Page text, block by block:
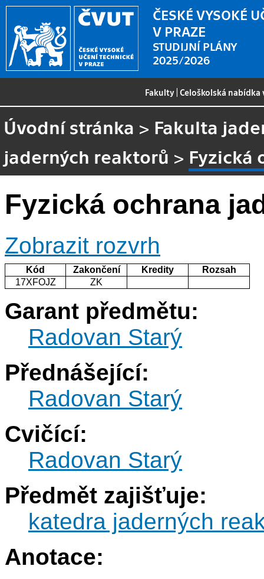
ČESKÉ VYSOKÉ
V PRAZE
STUDIJNÍ PLÁNY
2025/2026
Fakulty |Celoškolská
Úvodní stránka > Fakulta
jaderných reaktorů > Fyzická
Fyzická ochrana
Zobrazit rozvrh
Kód Zakončení Kredity
Rozsah
17XFOJZ
ZK
Garant předmětu:
Radovan Starý
Přednášející:
Radovan Starý
Cvičící:
Radovan Starý
Předmět zajišťuje:
katedra jaderných
Anotace: